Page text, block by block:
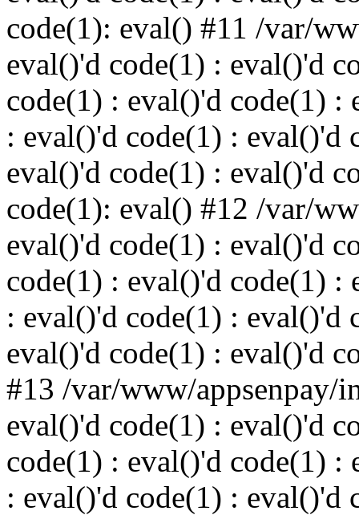
code(1): eval() #11 /var/
eval()'d code(1) : eval()'d
code(1) : eval()'d code(1) :
: eval()'d code(1) : eval()'d
eval()'d code(1) : eval()'d
code(1): eval() #12 /var/
eval()'d code(1) : eval()'d
code(1) : eval()'d code(1) :
: eval()'d code(1) : eval()'d
eval()'d code(1) : eval()'d
#13 /var/www/appsenpay/
eval()'d code(1) : eval()'d
code(1) : eval()'d code(1) :
: eval()'d code(1) : eval()'d